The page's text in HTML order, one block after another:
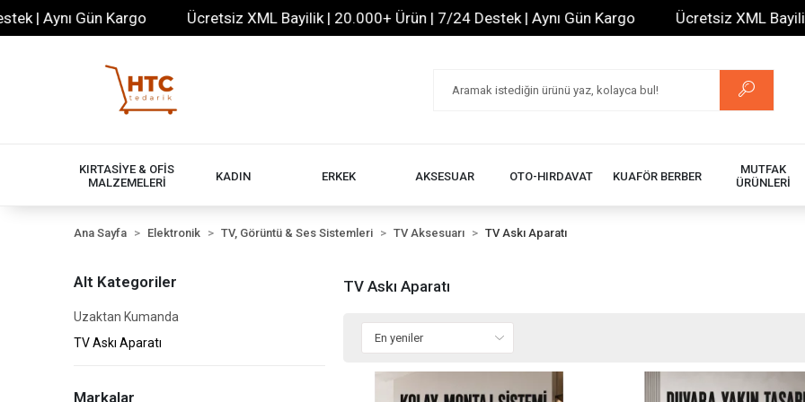
Gün Kargo Ücretsiz XML Bayilik | 20.000+ Ürün | 7/24 Destek | Aynı Gün Kargo Ücretsiz XML Bayilik |
KIRTASİYE & OFİS
MALZEMELERİ
KADIN ERKEK AKSESUAR OTO-HIRDAVAT KUAFÖR BERBER
MUTFAK
ÜRÜNLERİ
Ana Sayfa Elektronik TV, Görüntü & Ses Sistemleri TV Aksesuarı TV Askı Aparatı
Alt Kategoriler
Uzaktan Kumanda
TV Askı Aparatı
Markalar
TV Askı Aparatı